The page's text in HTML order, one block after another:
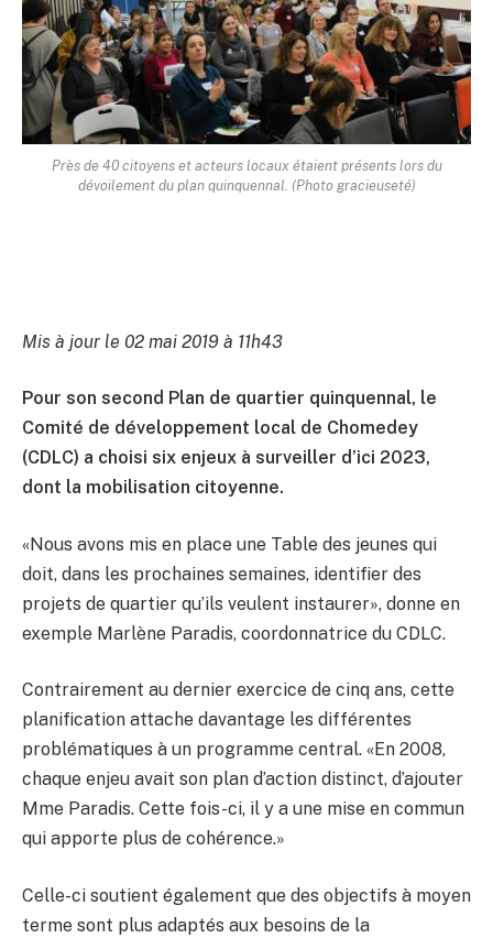
Près de 40 citoyens et acteurs locaux étaient présents lors du
dévoilement du plan quinquennal. (Photo gracieuseté)
Mis à jour le 02 mai 2019 à 11h43
Pour son second Plan de quartier quinquennal, le
Comité de développement local de Chomedey
(CDLC) a choisi six enjeux à surveiller d’ici 2023,
dont la mobilisation citoyenne.
«Nous avons mis en place une Table des jeunes qui
doit, dans les prochaines semaines, identifier des
projets de quartier qu’ils veulent instaurer», donne en
exemple Marlène Paradis, coordonnatrice du CDLC.
Contrairement au dernier exercice de cinq ans, cette
planification attache davantage les différentes
problématiques à un programme central. «En 2008,
chaque enjeu avait son plan d’action distinct, d’ajouter
Mme Paradis. Cette fois-ci, il y a une mise en commun
qui apporte plus de cohérence.»
Celle-ci soutient également que des objectifs à moyen
terme sont plus adaptés aux besoins de la